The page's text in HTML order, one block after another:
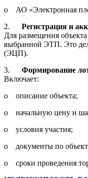
o АО «Электронная
2. Регистрация и
Для размещения
выбранной ЭТП. Это
(ЭЦП).
3. Формирование
Включает:
o описание объекта;
o начальную цену и
o условия участия;
o документы по
o сроки проведения